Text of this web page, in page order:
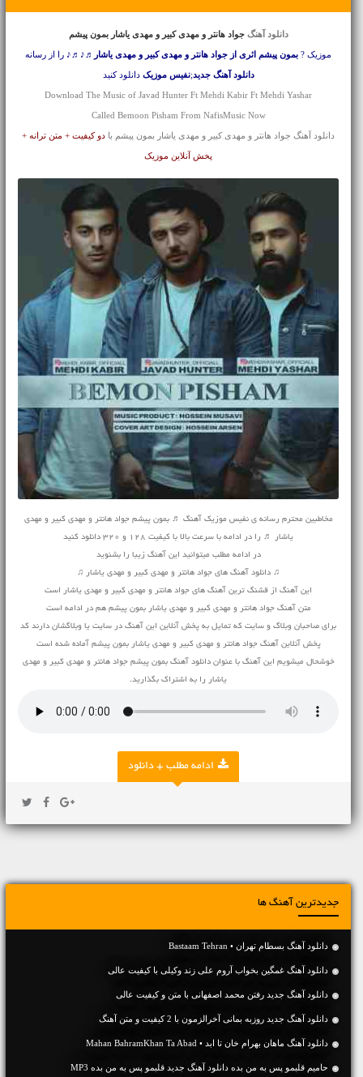
دانلود آهنگ جواد هانتر و مهدی کبیر و مهدی یاشار بمون پیشم
موزیک ? بمون پیشم اثری از جواد هانتر و مهدی کبیر و مهدی یاشار ♬♪♬♪ را از رسانه
دانلود آهنگ جدید;نفیس موزیک دانلود کنید
Download The Music of Javad Hunter Ft Mehdi Kabir Ft Mehdi Yashar
Called Bemoon Pisham From NafisMusic Now
دانلود آهنگ جواد هانتر و مهدی کبیر و مهدی یاشار بمون پیشم با دو کیفیت + متن ترانه +
پخش آنلاین موزیک
مخاطبین محترم رسانه ی نفیس موزیک آهنگ ♬ بمون پیشم جواد هانتر و مهدی کبیر و مهدی
یاشار ♬ را در ادامه با سرعت بالا با کیفیت 128 و 320 دانلود کنید
در ادامه مطلب میتوانید این آهنگ زیبا را بشنوید
♫ دانلود آهنگ های جواد هانتر و مهدی کبیر و مهدی یاشار ♫
این آهنگ از قشنگ ترین آهنگ های جواد هانتر و مهدی کبیر و مهدی یاشار است
متن آهنگ جواد هانتر و مهدی کبیر و مهدی یاشار بمون پیشم هم در ادامه است
برای صاحبان وبلاگ و سایت که تمایل به پخش آنلاین این آهنگ در سایت یا وبلاگشان دارند کد
پخش آنلاین آهنگ جواد هانتر و مهدی کبیر و مهدی یاشار بمون پیشم آماده شده است
خوشحال میشویم این آهنگ با عنوان دانلود آهنگ بمون پیشم جواد هانتر و مهدی کبیر و مهدی
یاشار را به اشتراک بگذارید.
ادامه مطلب + دانلود
جدیدترین آهنگ ها
دانلود آهنگ بسطام تهران • Bastaam Tehran
دانلود آهنگ غمگین بخواب آروم علی زند وکیلی با کیفیت عالی
دانلود آهنگ جديد رفتن محمد اصفهانی با متن و کیفیت عالی
دانلود آهنگ جديد روزبه بمانی آخرالزمون با 2 کیفیت و متن آهنگ
دانلود آهنگ ماهان بهرام خان تا ابد • Mahan BahramKhan Ta Abad
حامیم قلبمو پس به من بده دانلود آهنگ جدید قلبمو پس به من بده MP3